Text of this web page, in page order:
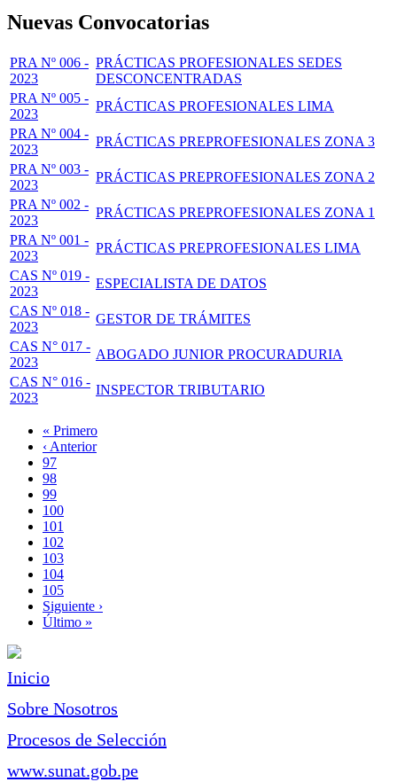
Nuevas Convocatorias
PRA Nº 006 -
2023
PRÁCTICAS PROFESIONALES SEDES
DESCONCENTRADAS
PRA Nº 005 -
2023
PRÁCTICAS PROFESIONALES LIMA
PRA Nº 004 -
2023
PRÁCTICAS PREPROFESIONALES ZONA 3
PRA Nº 003 -
2023
PRÁCTICAS PREPROFESIONALES ZONA 2
PRA Nº 002 -
2023
PRÁCTICAS PREPROFESIONALES ZONA 1
PRA Nº 001 -
2023
PRÁCTICAS PREPROFESIONALES LIMA
CAS Nº 019 -
2023
ESPECIALISTA DE DATOS
CAS Nº 018 -
2023
GESTOR DE TRÁMITES
CAS N° 017 -
2023
ABOGADO JUNIOR PROCURADURIA
CAS N° 016 -
2023
INSPECTOR TRIBUTARIO
Paginación
Primera
página
« Primero
Página
anterior
‹ Anterior
Page
97
Page
98
Page
99
Page
100
Página
actual
101
Page
102
Page
103
Page
104
Page
105
Siguiente
página
Siguiente ›
Última
Último »
Inicio
Sobre Nosotros
Procesos de Selección
www.sunat.gob.pe